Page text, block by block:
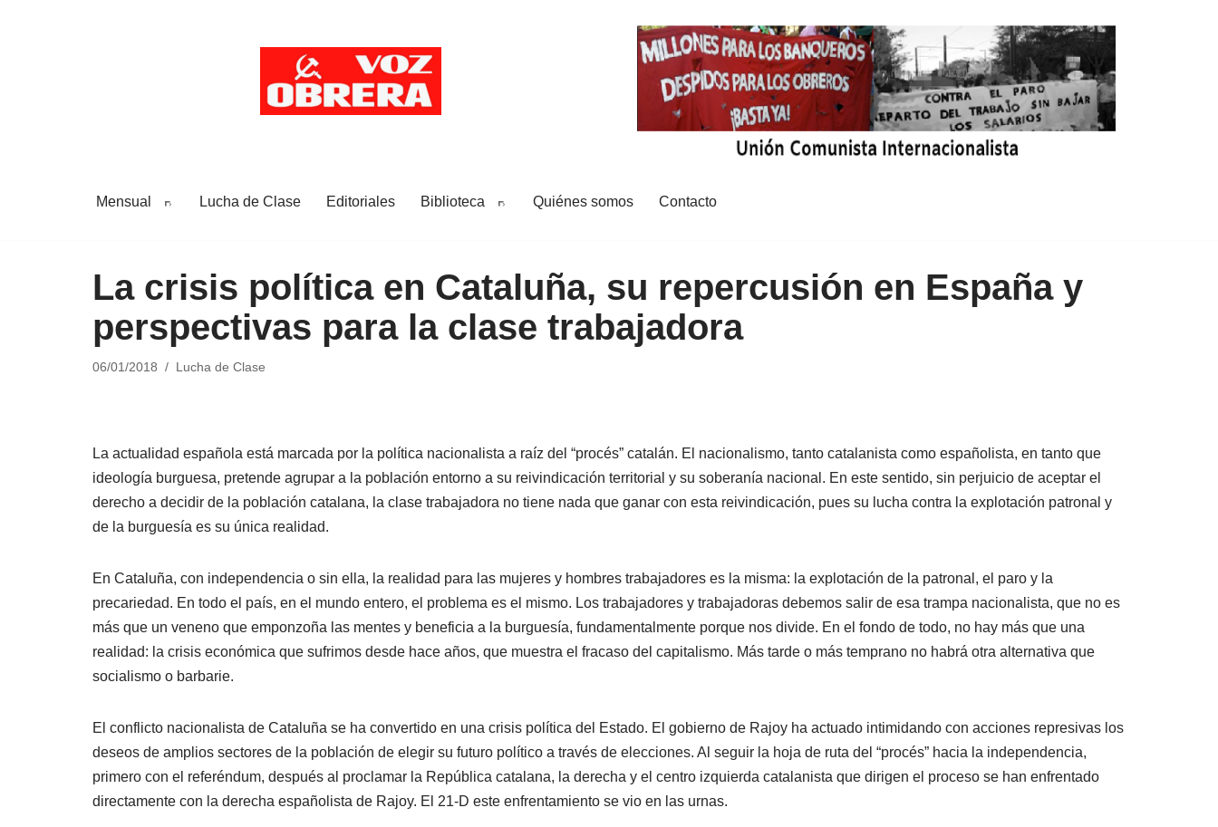
Mensual Lucha de Clase Editoriales Biblioteca Quiénes somos Contacto
La crisis política en Cataluña, su repercusión en España y
perspectivas para la clase trabajadora
06/01/2018 Lucha de Clase
La actualidad española está marcada por la política nacionalista a raíz del “procés” catalán. El nacionalismo, tanto catalanista como españolista, en tanto que
ideología burguesa, pretende agrupar a la población entorno a su reivindicación territorial y su soberanía nacional. En este sentido, sin perjuicio de aceptar el
derecho a decidir de la población catalana, la clase trabajadora no tiene nada que ganar con esta reivindicación, pues su lucha contra la explotación patronal y
de la burguesía es su única realidad.
En Cataluña, con independencia o sin ella, la realidad para las mujeres y hombres trabajadores es la misma: la explotación de la patronal, el paro y la
precariedad. En todo el país, en el mundo entero, el problema es el mismo. Los trabajadores y trabajadoras debemos salir de esa trampa nacionalista, que no es
más que un veneno que emponzoña las mentes y beneficia a la burguesía, fundamentalmente porque nos divide. En el fondo de todo, no hay más que una
realidad: la crisis económica que sufrimos desde hace años, que muestra el fracaso del capitalismo. Más tarde o más temprano no habrá otra alternativa que
socialismo o barbarie.
El conflicto nacionalista de Cataluña se ha convertido en una crisis política del Estado. El gobierno de Rajoy ha actuado intimidando con acciones represivas los
deseos de amplios sectores de la población de elegir su futuro político a través de elecciones. Al seguir la hoja de ruta del “procés” hacia la independencia,
primero con el referéndum, después al proclamar la República catalana, la derecha y el centro izquierda catalanista que dirigen el proceso se han enfrentado
directamente con la derecha españolista de Rajoy. El 21-D este enfrentamiento se vio en las urnas.